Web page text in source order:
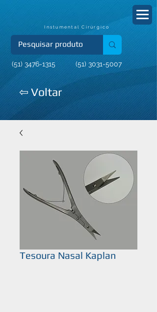
(51) 3031-5007
(51) 3476-1315
Instumental Cirúrgico
⇦ Voltar
Tesoura Nasal Kaplan